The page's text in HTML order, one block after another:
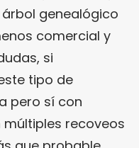
genealógico
comercial y
si
tipo de
pero sí con
recoveos